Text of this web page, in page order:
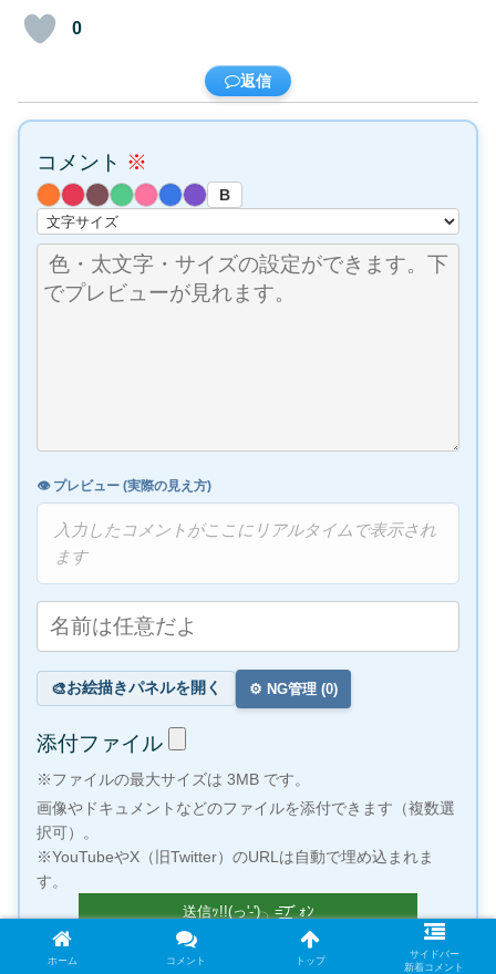
0
返信
コメント ※
B
👁️ プレビュー (実際の見え方)
入力したコメントがここにリアルタイムで表示され
ます
🎨お絵描きパネルを開く ⚙️ NG管理 (0)
添付ファイル
※ファイルの最大サイズは 3MB です。
画像やドキュメントなどのファイルを添付できます（複数選
択可）。
※YouTubeやX（旧Twitter）のURLは自動で埋め込まれま
す。
ホーム コメント トップ
サイドバー
新着コメント